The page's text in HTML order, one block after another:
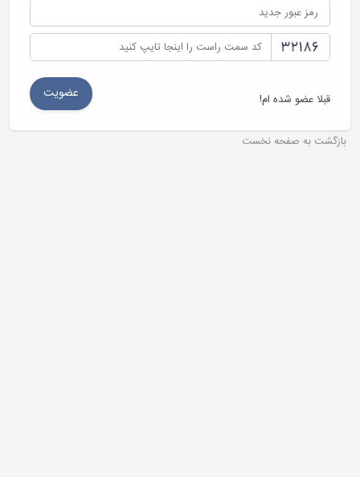
قبلا عضو شده ام!
بازگشت به صفحه نخست